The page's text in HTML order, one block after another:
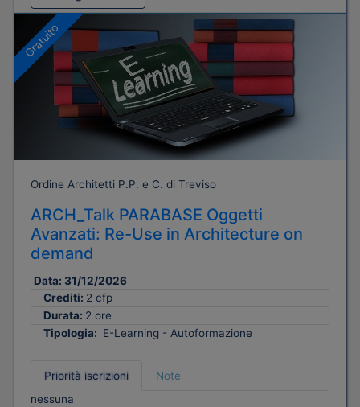
Gratuito
Ordine Architetti P.P. e C. di Treviso
ARCH_Talk PARABASE Oggetti
Avanzati: Re-Use in Architecture on
demand
Data: 31/12/2026
Crediti: 2 cfp
Durata: 2 ore
Tipologia: E-Learning - Autoformazione
Priorità iscrizioni
Note
nessuna